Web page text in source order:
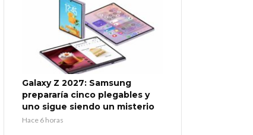
Galaxy Z 2027: Samsung
prepararía cinco plegables y
uno sigue siendo un misterio
Hace 6 horas